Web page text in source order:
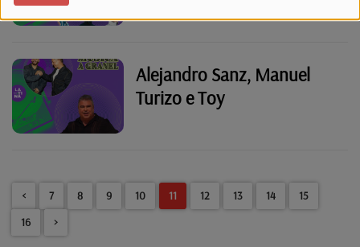
Alejandro Sanz, Manuel
Turizo e Toy
< 7 8 9 10 11 12 13 14
15
16
>